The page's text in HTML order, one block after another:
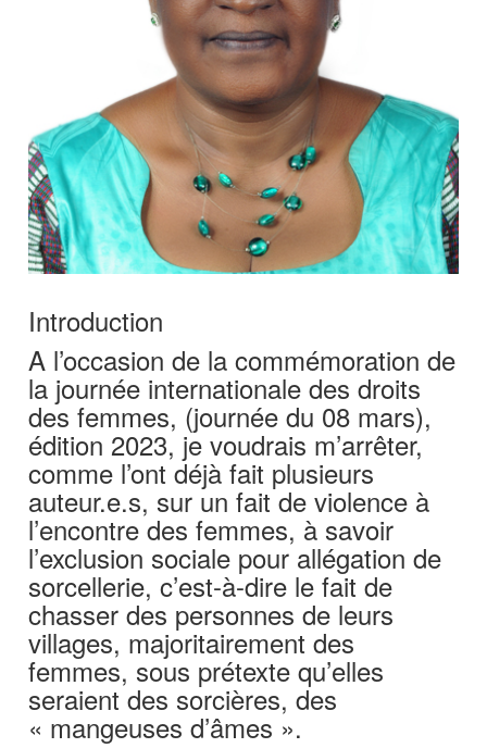
Introduction
A l’occasion de la commémoration de
la journée internationale des droits
des femmes, (journée du 08 mars),
édition 2023, je voudrais m’arrêter,
comme l’ont déjà fait plusieurs
auteur.e.s, sur un fait de violence à
l’encontre des femmes, à savoir
l’exclusion sociale pour allégation de
sorcellerie, c’est-à-dire le fait de
chasser des personnes de leurs
villages, majoritairement des
femmes, sous prétexte qu’elles
seraient des sorcières, des
« mangeuses d’âmes ».